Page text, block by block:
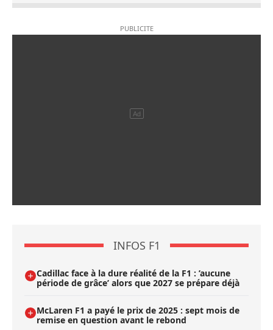
INFOS F1
Cadillac face à la dure réalité de la F1 : ’aucune
période de grâce’ alors que 2027 se prépare déjà
McLaren F1 a payé le prix de 2025 : sept mois de
remise en question avant le rebond